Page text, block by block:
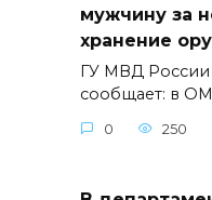
мужчину за
хранение
ГУ МВД России
сообщает: в
0 250